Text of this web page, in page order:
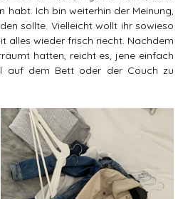
habt. Ich bin weiterhin der Meinung,
sollte. Vielleicht wollt ihr sowieso
alles wieder frisch riecht. Nachdem
hatten, reicht es, jene einfach
auf dem Bett oder der Couch zu